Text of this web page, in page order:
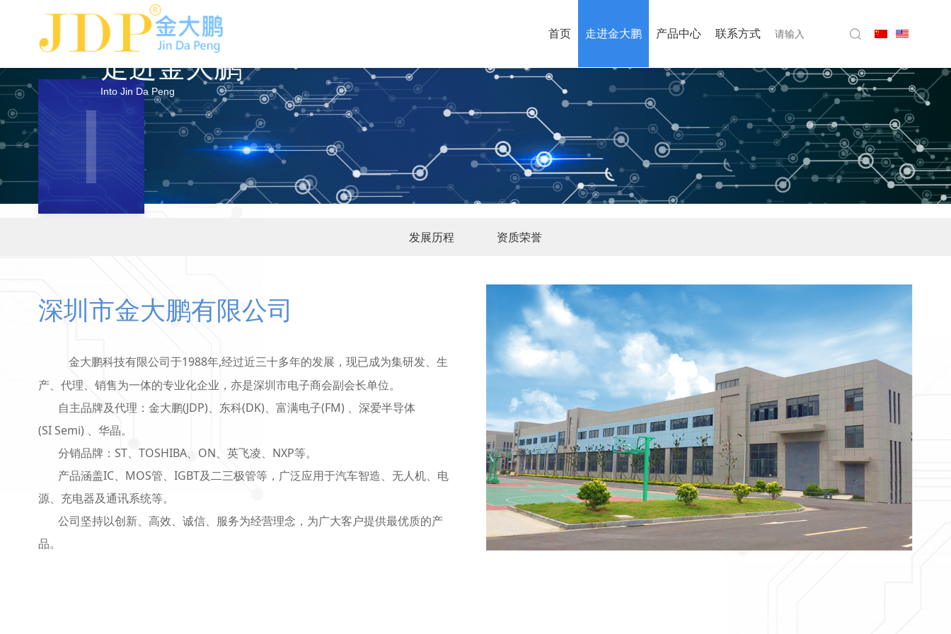
首页 走进金大鹏 产品中心 联系方式
I
走进金大鹏
Into Jin Da Peng
发展历程 资质荣誉
深圳市金大鹏有限公司
金大鹏科技有限公司于1988年,经过近三十多年的发展，现已成为集研发、生
产、代理、销售为一体的专业化企业，亦是深圳市电子商会副会长单位。
自主品牌及代理：金大鹏(JDP)、东科(DK)、富满电子(FM) 、深爱半导体
(SI Semi) 、华晶。
分销品牌：ST、TOSHIBA、ON、英飞凌、NXP等。
产品涵盖IC、MOS管、IGBT及二三极管等，广泛应用于汽车智造、无人机、电
源、充电器及通讯系统等。
公司坚持以创新、高效、诚信、服务为经营理念，为广大客户提供最优质的产
品。